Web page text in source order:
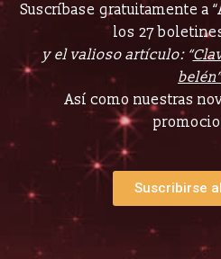
Suscríbase gratuitamente a
los 27
y el valioso artículo: “
Así como nuestras
Suscribirse